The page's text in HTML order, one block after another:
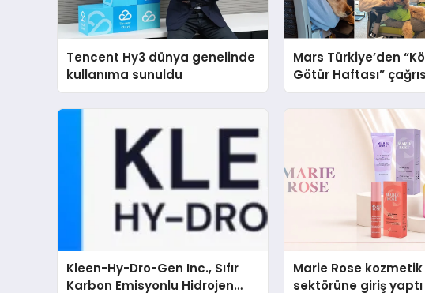
Tencent Hy3 dünya genelinde
kullanıma sunuldu
Mars Türkiye’den
Götür Haftası”
Kleen-Hy-Dro-Gen Inc., Sıfır
Karbon Emisyonlu Hidrojen
Marie Rose kozmetik
sektörüne giriş yaptı